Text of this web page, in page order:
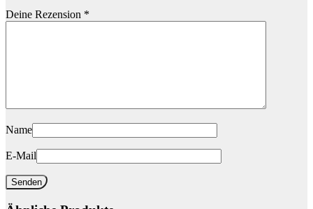
Deine Rezension *
Name
E-Mail